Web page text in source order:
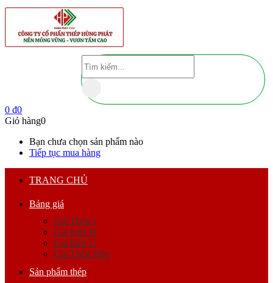
0 ₫0
Giỏ hàng0
Bạn chưa chọn sản phẩm nào
Tiếp tục mua hàng
TRANG CHỦ
Bảng giá
Giá Thép I
Giá thép H
Giá thép U
Giá Thép Hộp
Sản phẩm thép